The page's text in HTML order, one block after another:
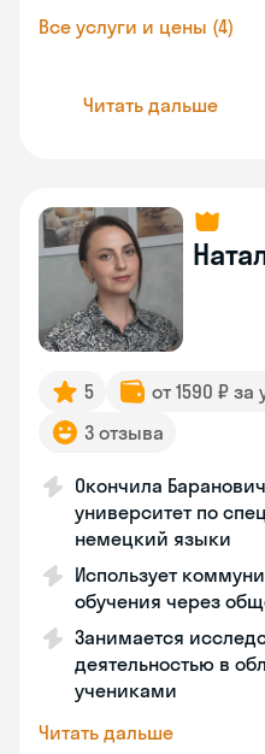
Все услуги и цены (4)
Читать дальше
5 от 1590 ₽ за
3 отзыва
Окончила
университет по
немецкий языки
Использует
обучения через
Занимается
деятельностью в
учениками
Читать дальше